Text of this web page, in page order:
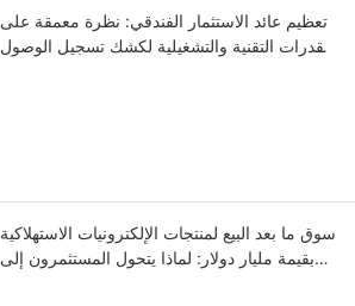
تعظيم عائد الاستثمار الفندقي: نظرة معمقة على
القدرات التقنية والتشغيلية لكشك تسجيل الوصول
سوق ما بعد البيع لمنتجات الإلكترونيات الاستهلاكية
بقيمة مليار دولار: لماذا يتحول المستثمرون إلى